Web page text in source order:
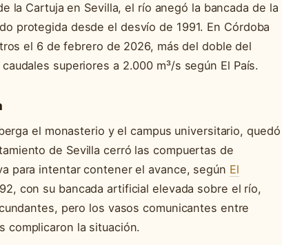
la Cartuja en Sevilla, el río anegó la bancada de la
protegida desde el desvío de 1991. En Córdoba
el 6 de febrero de 2026, más del doble del
superiores a 2.000 m³/s según El País.
el monasterio y el campus universitario, quedó
de Sevilla cerró las compuertas de
para intentar contener el avance, según El
con su bancada artificial elevada sobre el río,
pero los vasos comunicantes entre
complicaron la situación.